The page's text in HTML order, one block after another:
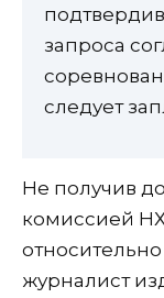
запроса
следует
Не получив
комиссией
журналист